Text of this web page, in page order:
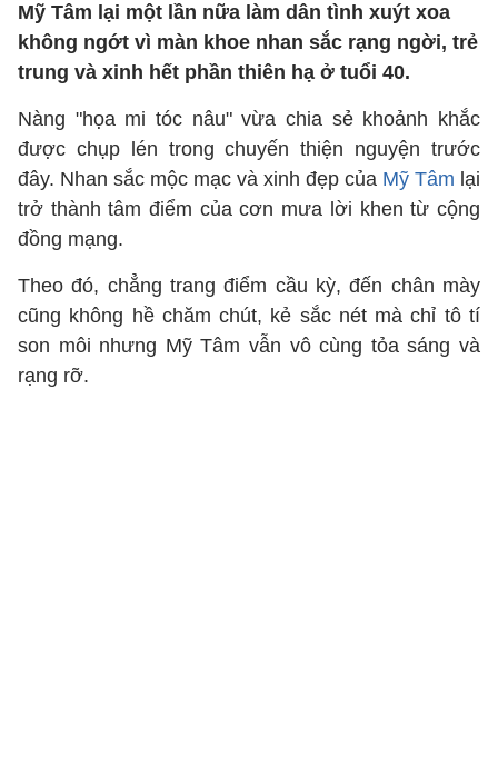
Mỹ Tâm lại một lần nữa làm dân tình xuýt xoa
không ngớt vì màn khoe nhan sắc rạng ngời, trẻ
trung và xinh hết phần thiên hạ ở tuổi 40.
Nàng "họa mi tóc nâu" vừa chia sẻ khoảnh khắc
được chụp lén trong chuyến thiện nguyện trước
đây. Nhan sắc mộc mạc và xinh đẹp của Mỹ Tâm lại
trở thành tâm điểm của cơn mưa lời khen từ cộng
đồng mạng.
Theo đó, chẳng trang điểm cầu kỳ, đến chân mày
cũng không hề chăm chút, kẻ sắc nét mà chỉ tô tí
son môi nhưng Mỹ Tâm vẫn vô cùng tỏa sáng và
rạng rỡ.